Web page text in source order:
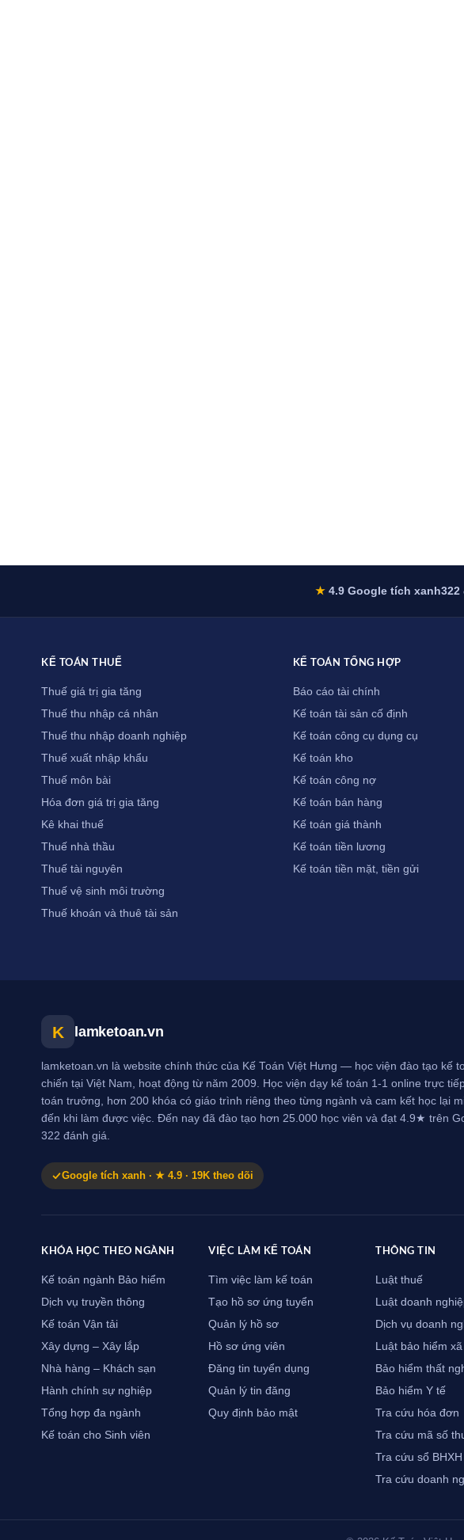
★4.9 Google tích xanh322
KẾ TOÁN THUẾ
Thuế giá trị gia tăng
Thuế thu nhập cá nhân
Thuế thu nhập doanh nghiệp
Thuế xuất nhập khẩu
Thuế môn bài
Hóa đơn giá trị gia tăng
Kê khai thuế
Thuế nhà thầu
Thuế tài nguyên
Thuế vệ sinh môi trường
Thuế khoán và thuê tài sản
KẾ TOÁN TỔNG HỢP
Báo cáo tài chính
Kế toán tài sản cố định
Kế toán công cụ dụng cụ
Kế toán kho
Kế toán công nợ
Kế toán bán hàng
Kế toán giá thành
Kế toán tiền lương
Kế toán tiền mặt, tiền gửi
K lamketoan.vn
lamketoan.vn là website chính thức của Kế Toán Việt Hưng — học viện đào tạo kế
chiến tại Việt Nam, hoạt động từ năm 2009. Học viện dạy kế toán 1-1 online trực
toán trưởng, hơn 200 khóa có giáo trình riêng theo từng ngành và cam kết học lại
đến khi làm được việc. Đến nay đã đào tạo hơn 25.000 học viên và đạt 4.9★ trên
322 đánh giá.
Google tích xanh · ★ 4.9 · 19K theo dõi
KHÓA HỌC THEO NGÀNH
Kế toán ngành Bảo hiểm
Dịch vụ truyền thông
Kế toán Vận tải
Xây dựng – Xây lắp
Nhà hàng – Khách sạn
Hành chính sự nghiệp
Tổng hợp đa ngành
Kế toán cho Sinh viên
VIỆC LÀM KẾ TOÁN
Tìm việc làm kế toán
Tạo hồ sơ ứng tuyển
Quản lý hồ sơ
Hồ sơ ứng viên
Đăng tin tuyển dụng
Quản lý tin đăng
Quy định bảo mật
THÔNG TIN
Luật thuế
Luật doanh
Dịch vụ doanh
Luật bảo hiểm
Bảo hiểm thất
Bảo hiểm Y tế
Tra cứu hóa đơn
Tra cứu mã số
Tra cứu sổ
Tra cứu doanh